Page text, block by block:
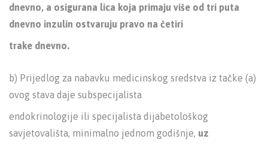
dnevno, a osigurana lica koja primaju više od tri puta
dnevno inzulin ostvaruju pravo na četiri
trake dnevno.
b) Prijedlog za nabavku medicinskog sredstva iz tačke (a)
ovog stava daje subspecijalista
endokrinologije ili specijalista dijabetološkog
savjetovališta, minimalno jednom godišnje, uz